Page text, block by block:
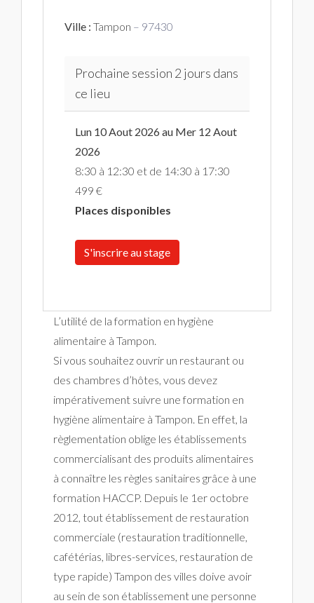
Ville : Tampon – 97430
Prochaine session 2 jours dans
ce lieu
Lun 10 Aout 2026 au Mer 12 Aout
2026
8:30 à 12:30 et de 14:30 à 17:30
499 €
Places disponibles
S'inscrire au stage
L’utilité de la formation en hygiène
alimentaire à Tampon.
Si vous souhaitez ouvrir un restaurant ou
des chambres d’hôtes, vous devez
impérativement suivre une formation en
hygiène alimentaire à Tampon. En effet, la
règlementation oblige les établissements
commercialisant des produits alimentaires
à connaître les règles sanitaires grâce à une
formation HACCP. Depuis le 1er octobre
2012, tout établissement de restauration
commerciale (restauration traditionnelle,
cafétérias, libres-services, restauration de
type rapide) Tampon des villes doive avoir
au sein de son établissement une personne